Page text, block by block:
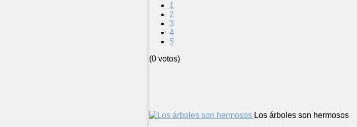
1
2
3
4
5
(0 votos)
Los árboles son hermosos